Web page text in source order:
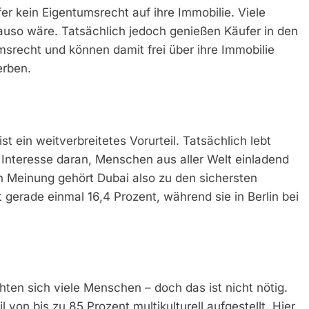
kein Eigentumsrecht auf ihre Immobilie. Viele
wäre. Tatsächlich jedoch genießen Käufer in den
und können damit frei über ihre Immobilie
ein weitverbreitetes Vorurteil. Tatsächlich lebt
daran, Menschen aus aller Welt einladend
gehört Dubai also zu den sichersten
einmal 16,4 Prozent, während sie in Berlin bei
sich viele Menschen – doch das ist nicht nötig.